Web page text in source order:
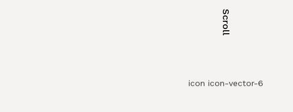
Scroll
icon icon-vector-6